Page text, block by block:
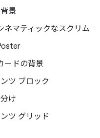
景
ネマティックなスクリム
ードの背景
ツ ブロック
け
ツ グリッド